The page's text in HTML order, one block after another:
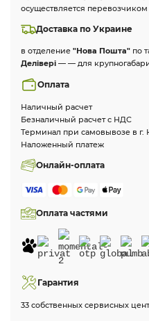
осуществляется перевозчиком
Доставка по Украине
в отделение "Нова Пошта" по
Делівері — — для
Оплата
Наличный расчет
Безналичный расчет с НДС
Терминал при самовывозе в г.
Наложенный платеж
Онлайн-оплата
Оплата частями
Гарантия
33 собственных сервисных